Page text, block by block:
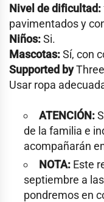
Nivel de dificultad:
pavimentados y
Niños:Si.
Mascotas:Sí, con
Supported by
Usar ropa
ATENCIÓN:
de la familia e
acompañarán
NOTA: Este
septiembre a
pondremos en